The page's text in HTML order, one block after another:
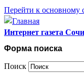
Перейти к основному
Интернет газета Сочи
Форма поиска
Поиск